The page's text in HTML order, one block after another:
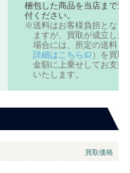
梱包した商品を当店まで送
付ください。
送料はお客様負担となり
ますが、買取が成立した
場合には、所定の送料（
詳細はこちら
）を買取
金額に上乗せしてお支払
いたします。
買取価格